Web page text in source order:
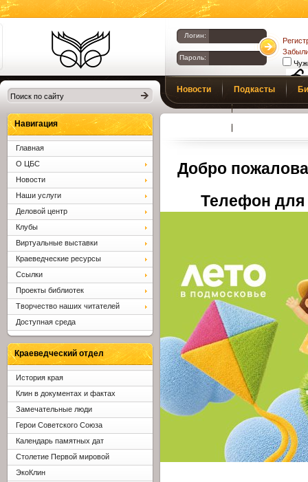
Библиотеки
Клина. Клинская
ЦБС.
Логин:
Пароль:
Новости Подкасты
Добро
Телефон для
Навигация
Главная
О ЦБС
Новости
Наши услуги
Деловой центр
Клубы
Виртуальные выставки
Краеведческие ресурсы
Ссылки
Проекты библиотек
Творчество наших читателей
Доступная среда
Краеведческий отдел
История края
Клин в документах и фактах
Замечательные люди
Герои Советского Союза
Календарь памятных дат
Столетие Первой мировой
ЭкоКлин